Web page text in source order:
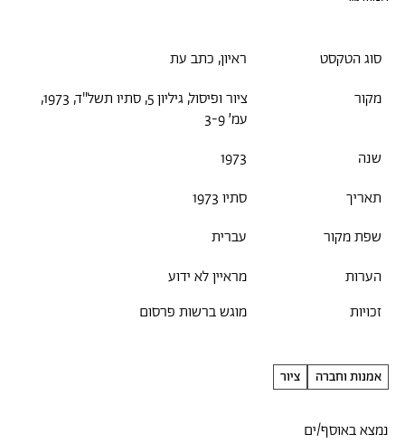
סוג הטקסט
ראיון, כתב עת
מקור
ציור ופיסול, גיליון 5, סתיו תשל"ד, 1973,
עמ׳ 3-9
שנה
1973
תאריך
סתיו 1973
שפת מקור
עברית
הערות
מראיין לא ידוע
זכויות
מוגש ברשות פרסום
אמנות וחברה ציור
נמצא באוסף/ים